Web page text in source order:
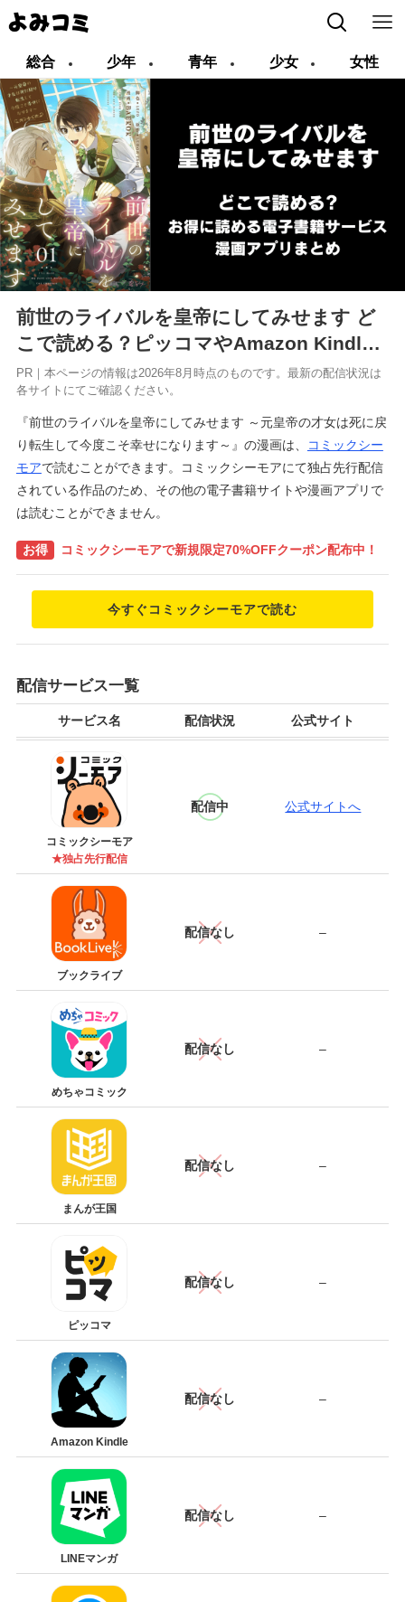
総合 少年 青年 少女 女性
前世のライバルを皇帝にしてみせます ど
こで読める？ピッコマやAmazon Kindle
は？
PR｜本ページの情報は2026年8月時点のものです。最新の配信状況は
各サイトにてご確認ください。
『前世のライバルを皇帝にしてみせます ～元皇帝の才女は死に戻
り転生して今度こそ幸せになります～』の漫画は、
コミックシー
モアで読むことができます。コミックシーモアにて独占先行配信
されている作品のため、その他の電子書籍サイトや漫画アプリで
は読むことができません。
お得 コミックシーモアで新規限定70%OFFクーポン配布中！
今すぐコミックシーモアで読む
配信サービス一覧
サービス名 配信状況 公式サイト
コミックシーモア
★独占先行配信
配信中 公式サイトへ
ブックライブ
配信なし –
めちゃコミック
配信なし –
まんが王国
配信なし –
ピッコマ
配信なし –
Amazon Kindle
配信なし –
LINEマンガ
配信なし –